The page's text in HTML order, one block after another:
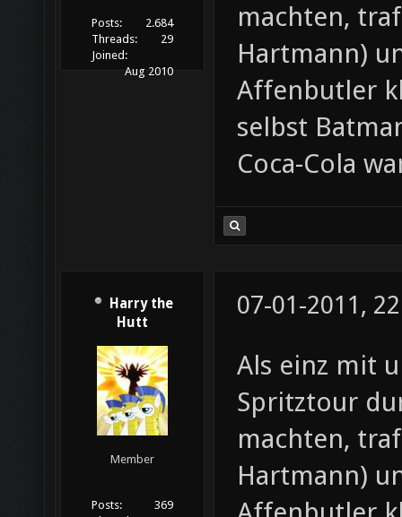
Posts:
2.684
Threads:
29
Joined:
Aug 2010
machten,
Hartmann)
Affenbutler
selbst
Coca-Cola
Harry the
Hutt
Member
Posts:
369
07-01-2011,
Als einz mit
Spritztour
machten,
Hartmann)